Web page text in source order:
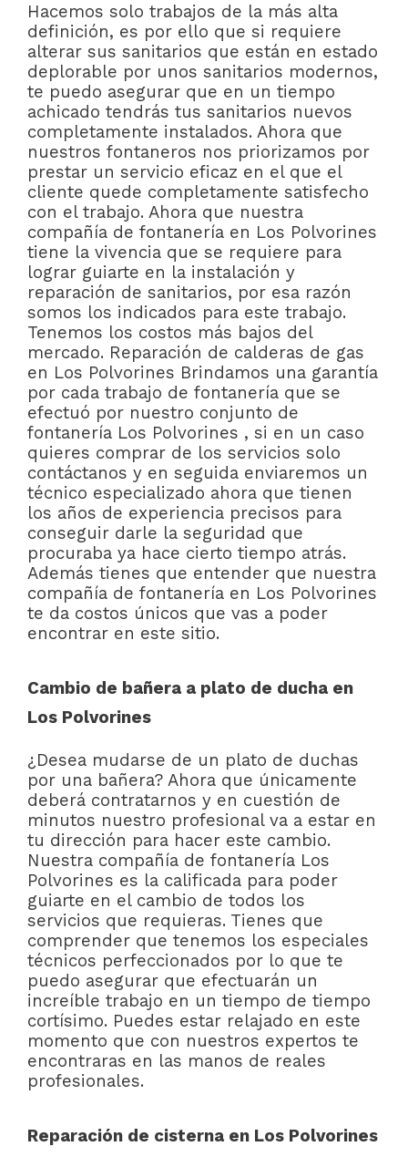
Hacemos solo trabajos de la más alta
definición, es por ello que si requiere
alterar sus sanitarios que están en estado
deplorable por unos sanitarios modernos,
te puedo asegurar que en un tiempo
achicado tendrás tus sanitarios nuevos
completamente instalados. Ahora que
nuestros fontaneros nos priorizamos por
prestar un servicio eficaz en el que el
cliente quede completamente satisfecho
con el trabajo. Ahora que nuestra
compañía de fontanería en Los Polvorines
tiene la vivencia que se requiere para
lograr guiarte en la instalación y
reparación de sanitarios, por esa razón
somos los indicados para este trabajo.
Tenemos los costos más bajos del
mercado. Reparación de calderas de gas
en Los Polvorines Brindamos una garantía
por cada trabajo de fontanería que se
efectuó por nuestro conjunto de
fontanería Los Polvorines , si en un caso
quieres comprar de los servicios solo
contáctanos y en seguida enviaremos un
técnico especializado ahora que tienen
los años de experiencia precisos para
conseguir darle la seguridad que
procuraba ya hace cierto tiempo atrás.
Además tienes que entender que nuestra
compañía de fontanería en Los Polvorines
te da costos únicos que vas a poder
encontrar en este sitio.
Cambio de bañera a plato de ducha en
Los Polvorines
¿Desea mudarse de un plato de duchas
por una bañera? Ahora que únicamente
deberá contratarnos y en cuestión de
minutos nuestro profesional va a estar en
tu dirección para hacer este cambio.
Nuestra compañía de fontanería Los
Polvorines es la calificada para poder
guiarte en el cambio de todos los
servicios que requieras. Tienes que
comprender que tenemos los especiales
técnicos perfeccionados por lo que te
puedo asegurar que efectuarán un
increíble trabajo en un tiempo de tiempo
cortísimo. Puedes estar relajado en este
momento que con nuestros expertos te
encontraras en las manos de reales
profesionales.
Reparación de cisterna en Los Polvorines